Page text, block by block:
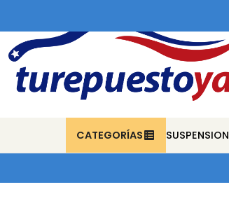
CATEGORÍAS SUSPENSION